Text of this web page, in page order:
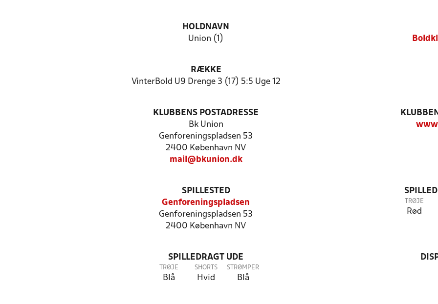
HOLDNAVN
Union (1)
RÆKKE
VinterBold U9 Drenge 3 (17) 5:5 Uge 12
KLUBBENS POSTADRESSE
Bk Union
Genforeningspladsen 53
2400 København NV
mail@bkunion.dk
SPILLESTED
Genforeningspladsen
Genforeningspladsen 53
2400 København NV
TRØJE
Rød
SPILLEDRAGT UDE
TRØJE
Blå
SHORTS
Hvid
STRØMPER
Blå